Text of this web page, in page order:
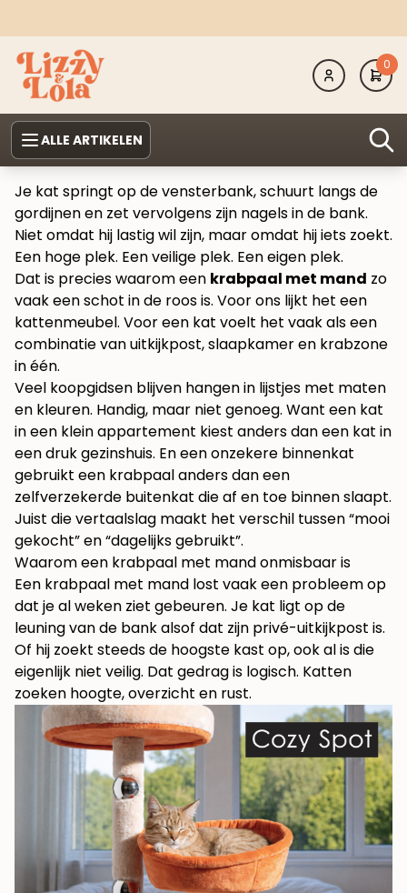
0
ALLE ARTIKELEN
Je kat springt op de vensterbank, schuurt langs de
gordijnen en zet vervolgens zijn nagels in de bank.
Niet omdat hij lastig wil zijn, maar omdat hij iets zoekt.
Een hoge plek. Een veilige plek. Een eigen plek.
Dat is precies waarom een krabpaal met mand zo
vaak een schot in de roos is. Voor ons lijkt het een
kattenmeubel. Voor een kat voelt het vaak als een
combinatie van uitkijkpost, slaapkamer en krabzone
in één.
Veel koopgidsen blijven hangen in lijstjes met maten
en kleuren. Handig, maar niet genoeg. Want een kat
in een klein appartement kiest anders dan een kat in
een druk gezinshuis. En een onzekere binnenkat
gebruikt een krabpaal anders dan een
zelfverzekerde buitenkat die af en toe binnen slaapt.
Juist die vertaalslag maakt het verschil tussen “mooi
gekocht” en “dagelijks gebruikt”.
Waarom een krabpaal met mand onmisbaar is
Een krabpaal met mand lost vaak een probleem op
dat je al weken ziet gebeuren. Je kat ligt op de
leuning van de bank alsof dat zijn privé-uitkijkpost is.
Of hij zoekt steeds de hoogste kast op, ook al is die
eigenlijk niet veilig. Dat gedrag is logisch. Katten
zoeken hoogte, overzicht en rust.